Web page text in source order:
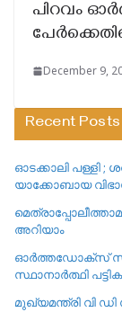
പിറവം
December 9,
Recent Posts
ഓടക്കാലി പള്ളി ;
യാക്കോബായ
അറിയാം
ഓർത്തഡോക്സ് സഭ
സ്ഥാനാർത്ഥി
മുഖ്യമന്ത്രി വി